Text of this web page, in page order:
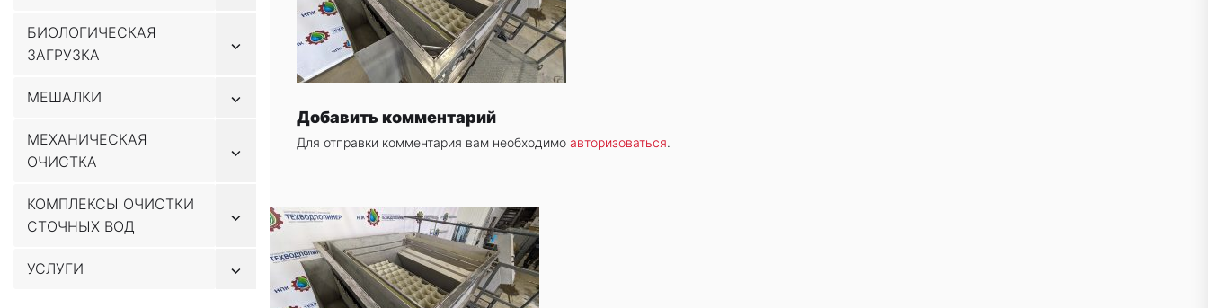
БИОЛОГИЧЕСКАЯ
ЗАГРУЗКА
Показывать
МЕШАЛКИ
Показывать
МЕХАНИЧЕСКАЯ
ОЧИСТКА
Показывать
КОМПЛЕКСЫ ОЧИСТКИ
СТОЧНЫХ ВОД
Показывать
подменю
УСЛУГИ
Показывать
подменю
Добавить комментарий
Для отправки комментария вам необходимо авторизоваться.